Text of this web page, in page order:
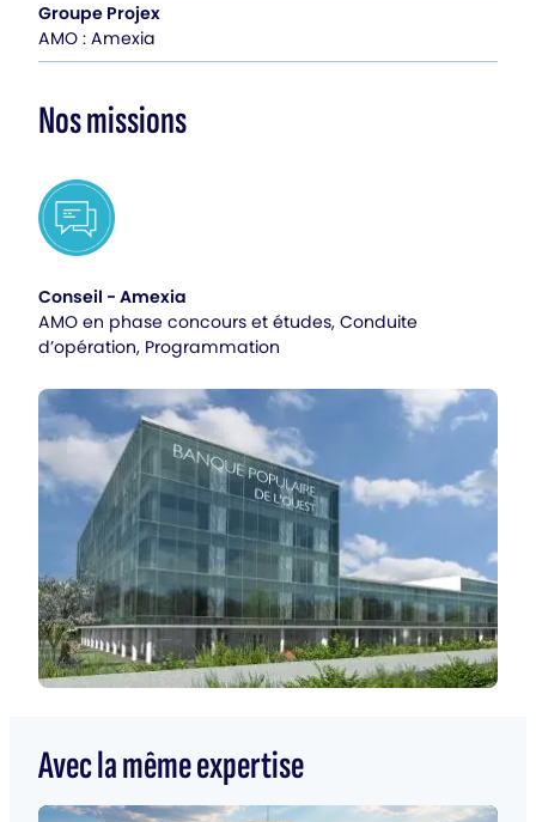
Groupe Projex
AMO : Amexia
Nos missions
Conseil - Amexia
AMO en phase concours et études, Conduite
d’opération, Programmation
Avec la même expertise